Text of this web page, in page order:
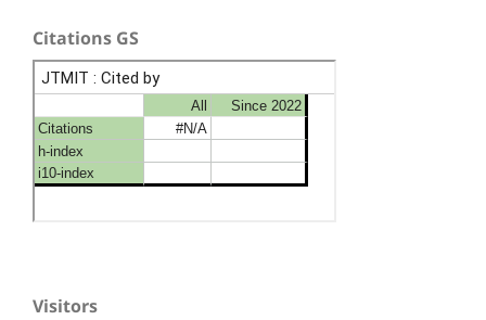
Citations GS
Visitors